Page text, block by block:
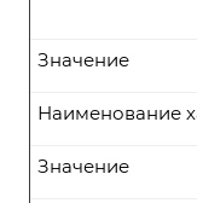
Значение
Значение